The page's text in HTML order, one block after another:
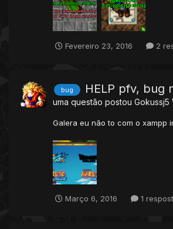
Fevereiro 23, 2016 2
bug HELP pfv, bug
uma questão postou Gokussj5
Galera eu não to com o xampp
Março 6, 2016 1